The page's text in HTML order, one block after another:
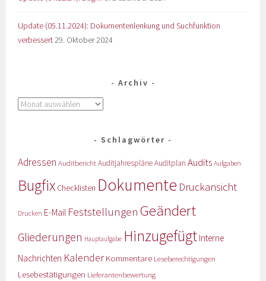
Update (05.11.2024): Dokumentenlenkung und Suchfunktion
verbessert29. Oktober 2024
Archiv
Schlagwörter
Adressen AuditberichtAuditjahrespläneAuditplan Audits Aufgaben
Bugfix Checklisten Dokumente Druckansicht
Drucken E-Mail Feststellungen Geändert
Gliederungen Hauptaufgabe Hinzugefügt Interne
Nachrichten KalenderKommentare Leseberechtigungen
Lesebestätigungen Lieferantenbewertung